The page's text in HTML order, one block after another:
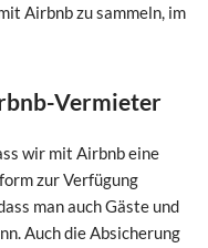
Airbnb zu sammeln, im
Vermieter
wir mit Airbnb eine
zur Verfügung
man auch Gäste und
Auch die Absicherung